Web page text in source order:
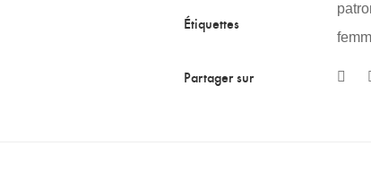
Étiquettes
Partager sur